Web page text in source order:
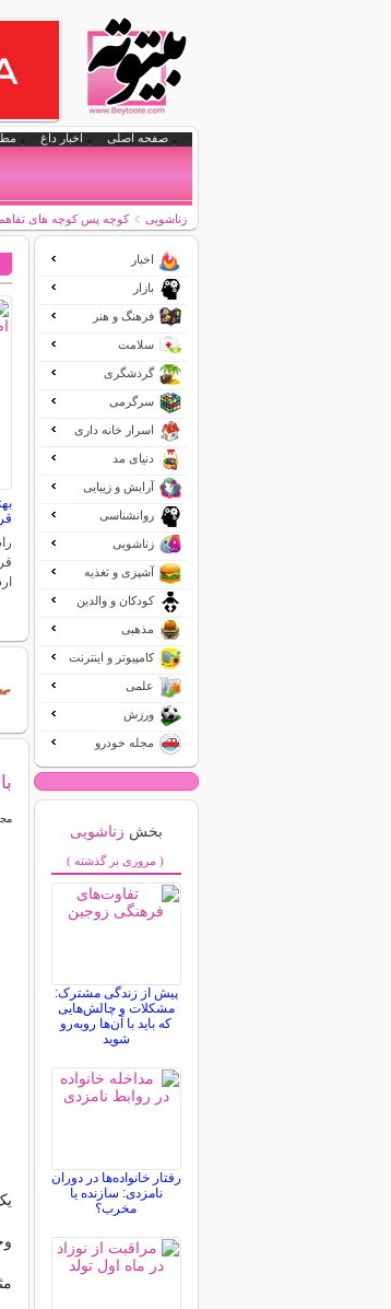
صفحه اصلی اخبار داغ
زناشویی کوچه پس کوچه های تفاهم
اخبار
بازار
فرهنگ و هنر
سلامت
گردشگری
سرگرمی
اسرار خانه داری
دنیای مد
آرایش و زیبایی
روانشناسی
زناشویی
آشپزی و تغذیه
کودکان و والدین
مذهبی
کامپیوتر و اینترنت
علمی
ورزش
مجله خودرو
بخش زناشویی
( مروری بر گذشته )
پیش از زندگی مشترک:
مشکلات و چالش‌هایی
که باید با آن‌ها روبه‌رو
شوید
رفتار خانواده‌ها در دوران
نامزدی: سازنده یا
مخرب؟